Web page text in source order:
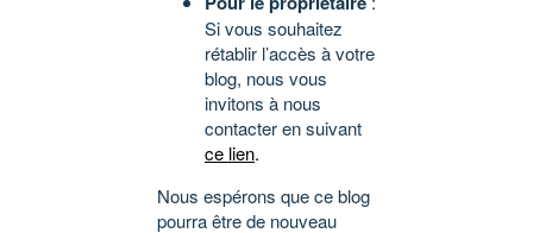
Si vous souhaitez
rétablir l’accès à votre
blog, nous vous
invitons à nous
contacter en suivant
ce lien.
Nous espérons que ce blog
pourra être de nouveau